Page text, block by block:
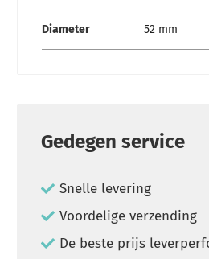
Diameter 52 mm
Gedegen service
Snelle levering
Voordelige verzending
De beste prijs